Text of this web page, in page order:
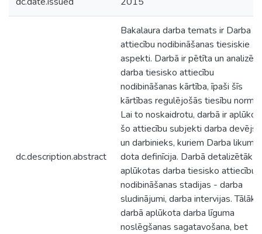
dc.description.abstract
Bakalaura darba temats ir Darba
attiecību nodibināšanas tiesiskie
aspekti. Darbā ir pētīta un analizēta
darba tiesisko attiecību
nodibināšanas kārtība, īpaši šīs
kārtības regulējošās tiesību
Lai to noskaidrotu, darbā ir aplūkoti
šo attiecību subjekti darba devējs
un darbinieks, kuriem Darba likumā
dota definīcija. Darbā detalizētāk
aplūkotas darba tiesisko attiecību
nodibināšanas stadijas - darba
sludinājumi, darba intervijas. Tālāk
darbā aplūkota darba līguma
noslēgšanas sagatavošana, bet